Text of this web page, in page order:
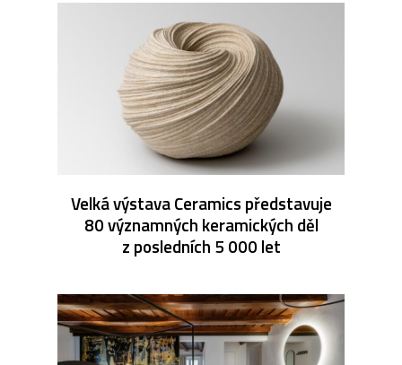
Velká výstava Ceramics představuje
80 významných keramických děl
z posledních 5 000 let